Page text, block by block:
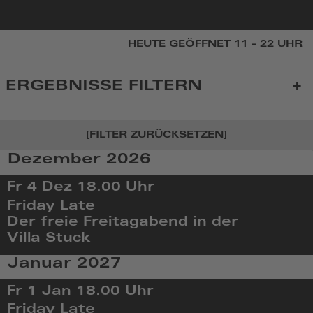
HEUTE GEÖFFNET 11 – 22 UHR
KALENDER
Dezember 2026
Fr 4 Dez 18.00 Uhr
Friday Late
Der freie Freitagabend in der
Villa Stuck
Fr,
Dez
4
2026,
Januar 2027
Fr 1 Jan 18.00 Uhr
Friday Late
ERGEBNISSE FILTERN
[FILTER ZURÜCKSETZEN]